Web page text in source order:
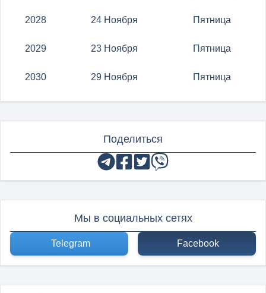
2028 24 Ноября Пятница
2029 23 Ноября Пятница
2030 29 Ноября Пятница
Поделиться
Мы в социальных сетях
Telegram Facebook